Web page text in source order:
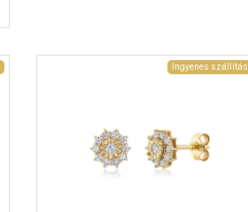
Ingyenes szállítás